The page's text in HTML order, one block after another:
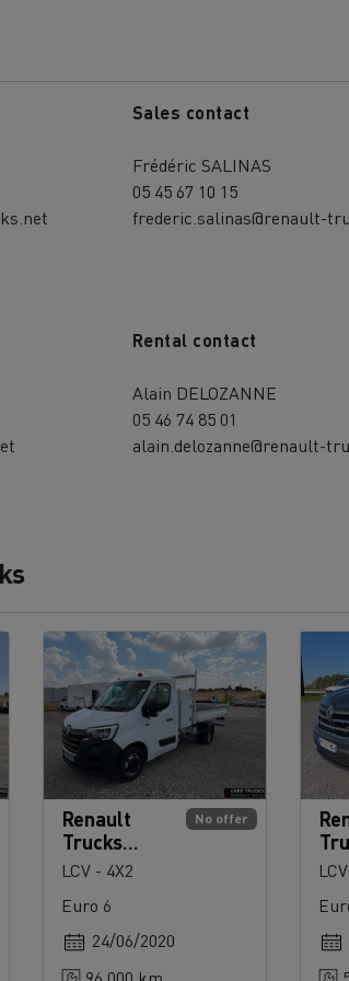
Sales contact
Frédéric SALINAS
05 45 67 10 15
frederic.salinas@renault-
Rental contact
Alain DELOZANNE
05 46 74 85 01
alain.delozanne@renault-
No offer
Renault
Trucks
Master 145
LCV - 4X2
Euro 6
24/06/2020